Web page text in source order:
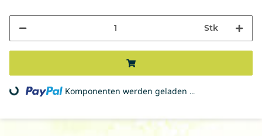
Stk
Loading... Komponenten werden geladen ...